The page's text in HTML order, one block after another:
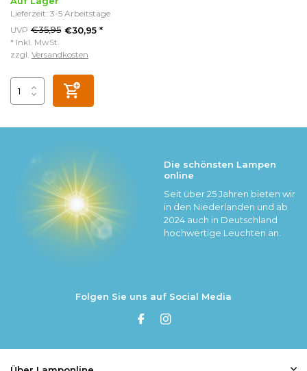
Lieferzeit: 3-5 Arbeitstage
UVP €35,95 €30,95 *
* Inkl. MwSt.
zzgl. Versandkosten
Die schönsten Lampen
online
Seit über 25 Jahren bieten wir
in den Niederlanden und ab
2024 auch in Deutschland
hochwertige Leuchten an.
Folgen Sie uns auf Social Media